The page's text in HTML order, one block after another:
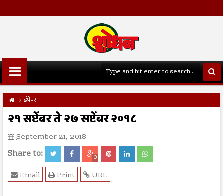
ईपेपर
२१ सप्टेंबर ते २७ सप्टेंबर २०१८
September 21, 2018
Share to: 0
URL
Print
Email